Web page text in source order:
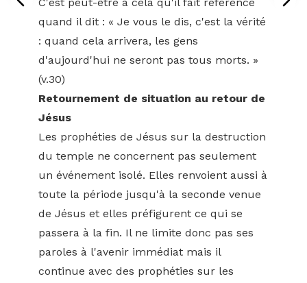
quand il dit : « Je vous le dis, c'est la vérité
: quand cela arrivera, les gens
d'aujourd'hui ne seront pas tous morts. »
(v.30)
Retournement de situation au retour de
Jésus
Les prophéties de Jésus sur la destruction
du temple ne concernent pas seulement
un événement isolé. Elles renvoient aussi à
toute la période jusqu'à la seconde venue
de Jésus et elles préfigurent ce qui se
passera à la fin. Il ne limite donc pas ses
paroles à l'avenir immédiat mais il
continue avec des prophéties sur les